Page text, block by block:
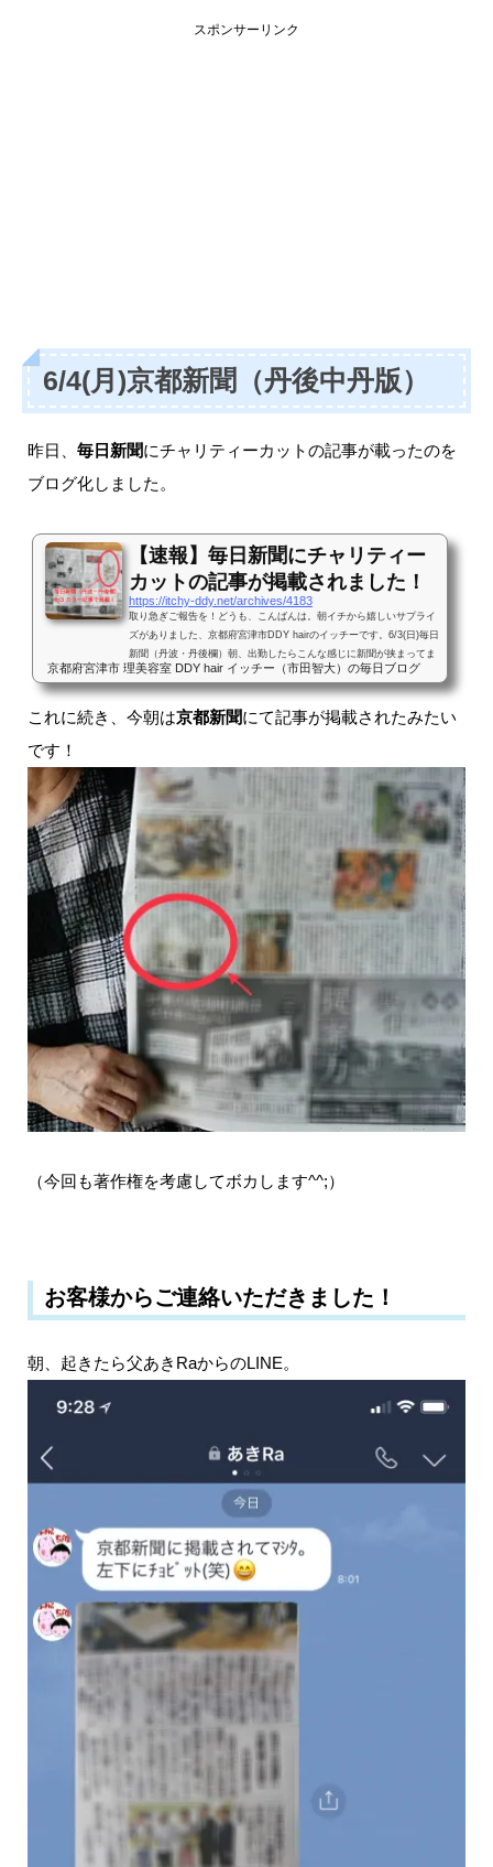
スポンサーリンク
6/4(月)京都新聞（丹後中丹版）
昨日、 毎日新聞にチャリティーカットの記事が載ったのを
ブログ化しました。
【速報】毎日新聞にチャリティー
カットの記事が掲載されました！
https://itchy-ddy.net/archives/4183
取り急ぎご報告を！どうも、こんばんは。朝イチから嬉しいサプライ
ズがありました、京都府宮津市DDY hairのイッチーです。6/3(日)毎日
新聞（丹波・丹後欄）朝、出勤したらこんな感じに新聞が挟まってま
した。ん？普通の新聞取ってないけどな？？と思ったら！！取材記事
掲載誌とな？！そう、実は昨日のブログにしてたチャリティーカット
の寄贈の時、この時に新聞記者の方も取材に来ていただいてたんです
(^^)で、それが今朝の新聞で記事になり、その掲載誌を届けてくれた
に！...
京都府宮津市 理美容室 DDY hair イッチー（市田智大）の毎日ブログ
これに続き、今朝は京都新聞にて記事が掲載されたみたい
です！
（今回も著作権を考慮してボカします^^;）
お客様からご連絡いただきました！
朝、起きたら父あきRaからのLINE。